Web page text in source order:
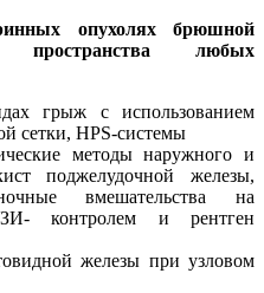
опухолях брюшной
пространства любых
грыж с использованием
сетки, HPS-системы
методы наружного и
поджелудочной железы,
вмешательства на
контролем и рентген
железы при узловом